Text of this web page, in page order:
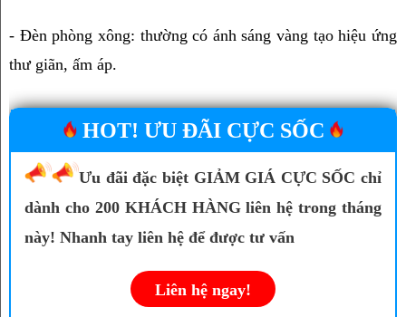
- Đèn phòng xông: thường có ánh sáng vàng tạo hiệu ứng
thư giãn, ấm áp.
HOT! ƯU ĐÃI CỰC SỐC
Ưu đãi đặc biệt GIẢM GIÁ CỰC SỐC chỉ
dành cho 200 KHÁCH HÀNG liên hệ trong tháng
này! Nhanh tay liên hệ để được tư vấn
Liên hệ ngay!